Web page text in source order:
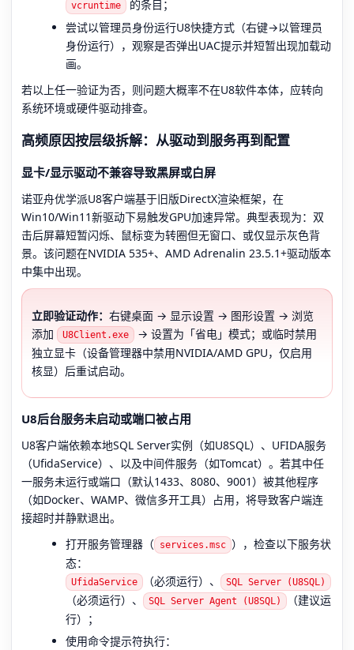
vcruntime
的条目；
尝试以管理员身份运行U8快捷方式（右键→以管理员
身份运行），观察是否弹出UAC提示并短暂出现加载动
画。
若以上任一验证为否，则问题大概率不在U8软件本体，应转向
系统环境或硬件驱动排查。
高频原因按层级拆解：从驱动到服务再到配置
显卡/显示驱动不兼容导致黑屏或白屏
诺亚舟优学派U8客户端基于旧版DirectX渲染框架，在
Win10/Win11新驱动下易触发GPU加速异常。典型表现为：双
击后屏幕短暂闪烁、鼠标变为转圈但无窗口、或仅显示灰色背
景。该问题在NVIDIA 535+、AMD Adrenalin 23.5.1+驱动版本
中集中出现。
立即验证动作： 右键桌面 → 显示设置 → 图形设置 → 浏览
添加
U8Client.exe
→ 设置为「省电」模式；或临时禁用
独立显卡（设备管理器中禁用NVIDIA/AMD GPU，仅启用
核显）后重试启动。
U8后台服务未启动或端口被占用
U8客户端依赖本地SQL Server实例（如U8SQL）、UFIDA服务
（UfidaService）、以及中间件服务（如Tomcat）。若其中任
一服务未运行或端口（默认1433、8080、9001）被其他程序
（如Docker、WAMP、微信多开工具）占用，将导致客户端连
接超时并静默退出。
打开服务管理器（ services.msc ），检查以下服务状
态：
UfidaService （必须运行）、 SQL Server (U8SQL)
（必须运行）、 SQL Server Agent (U8SQL)
（建议运
行）；
使用命令提示符执行：